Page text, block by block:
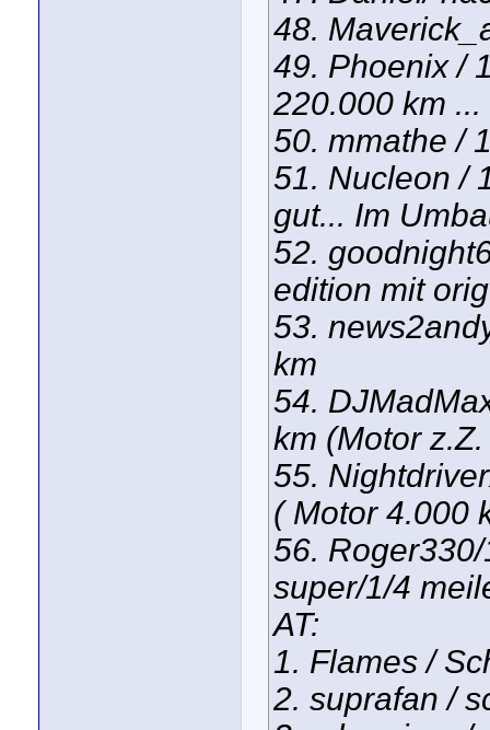
48.
49. Phoenix /
220.000 km
50. mmathe /
51. Nucleon /
gut... Im
52.
edition mit
53.
km
54.
km (Motor
55.
( Motor 4.000
56.
super/1/4
AT:
1. Flames /
2. suprafan /